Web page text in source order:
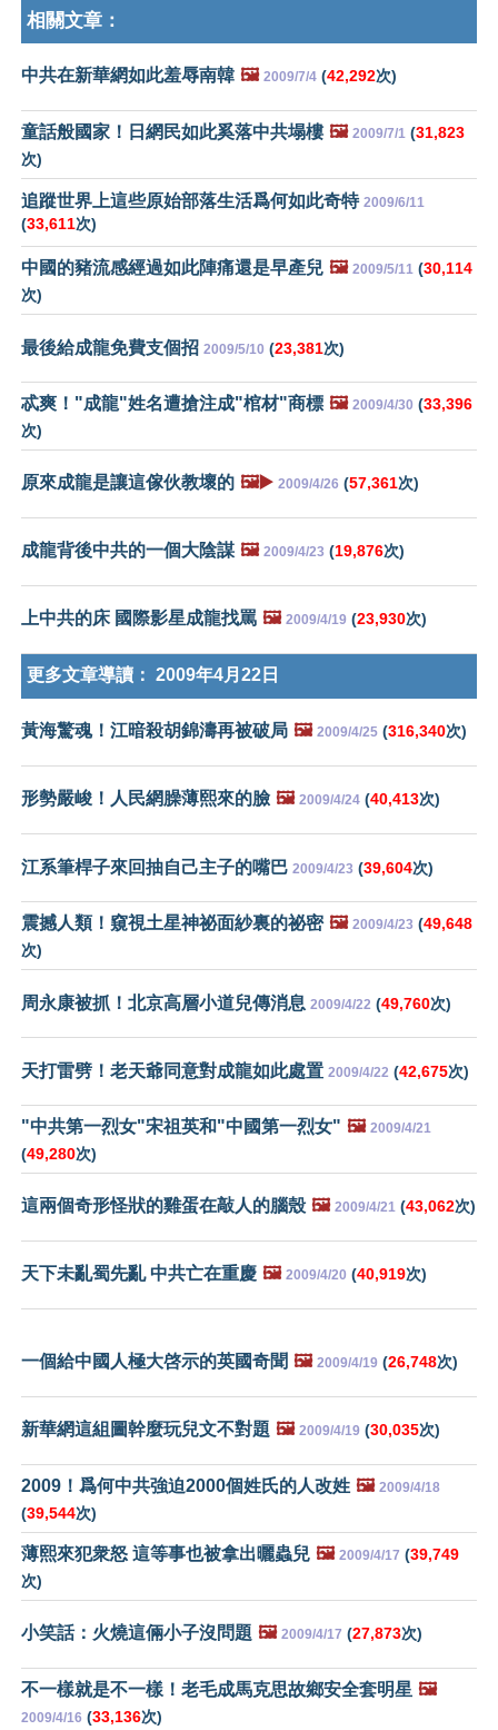
相關文章：
中共在新華網如此羞辱南韓 🖼️ 2009/7/4 (42,292次)
童話般國家！日網民如此奚落中共塌樓 🖼️ 2009/7/1 (31,823
次)
追蹤世界上這些原始部落生活爲何如此奇特 2009/6/11
(33,611次)
中國的豬流感經過如此陣痛還是早產兒 🖼️ 2009/5/11 (30,114
次)
最後給成龍免費支個招 2009/5/10 (23,381次)
忒爽！"成龍"姓名遭搶注成"棺材"商標 🖼️ 2009/4/30 (33,396
次)
原來成龍是讓這傢伙教壞的 🖼️▶️ 2009/4/26 (57,361次)
成龍背後中共的一個大陰謀 🖼️ 2009/4/23 (19,876次)
上中共的床 國際影星成龍找罵 🖼️ 2009/4/19 (23,930次)
更多文章導讀： 2009年4月22日
黃海驚魂！江暗殺胡錦濤再被破局 🖼️ 2009/4/25 (316,340次)
形勢嚴峻！人民網臊薄熙來的臉 🖼️ 2009/4/24 (40,413次)
江系筆桿子來回抽自己主子的嘴巴 2009/4/23 (39,604次)
震撼人類！窺視土星神祕面紗裏的祕密 🖼️ 2009/4/23 (49,648
次)
周永康被抓！北京高層小道兒傳消息 2009/4/22 (49,760次)
天打雷劈！老天爺同意對成龍如此處置 2009/4/22 (42,675次)
"中共第一烈女"宋祖英和"中國第一烈女" 🖼️ 2009/4/21
(49,280次)
這兩個奇形怪狀的雞蛋在敲人的腦殼 🖼️ 2009/4/21 (43,062次)
天下未亂蜀先亂 中共亡在重慶 🖼️ 2009/4/20 (40,919次)
一個給中國人極大啓示的英國奇聞 🖼️ 2009/4/19 (26,748次)
新華網這組圖幹麼玩兒文不對題 🖼️ 2009/4/19 (30,035次)
2009！爲何中共強迫2000個姓氏的人改姓 🖼️ 2009/4/18
(39,544次)
薄熙來犯衆怒 這等事也被拿出曬蟲兒 🖼️ 2009/4/17 (39,749
次)
小笑話：火燒這倆小子沒問題 🖼️ 2009/4/17 (27,873次)
不一樣就是不一樣！老毛成馬克思故鄉安全套明星 🖼️
2009/4/16 (33,136次)